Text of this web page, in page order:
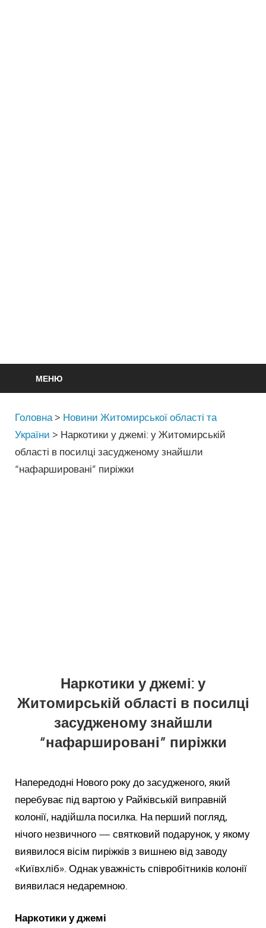
МЕНЮ
Головна > Новини Житомирської області та
України > Наркотики у джемі: у Житомирській
області в посилці засудженому знайшли
“нафаршировані” пиріжки
Наркотики у джемі: у
Житомирській області в посилці
засудженому знайшли
“нафаршировані” пиріжки
Напередодні Нового року до засудженого, який
перебуває під вартою у Райківській виправній
колонії, надійшла посилка. На перший погляд,
нічого незвичного — святковий подарунок, у якому
виявилося вісім пиріжків з вишнею від заводу
«Київхліб». Однак уважність співробітників колонії
виявилася недаремною.
Наркотики у джемі